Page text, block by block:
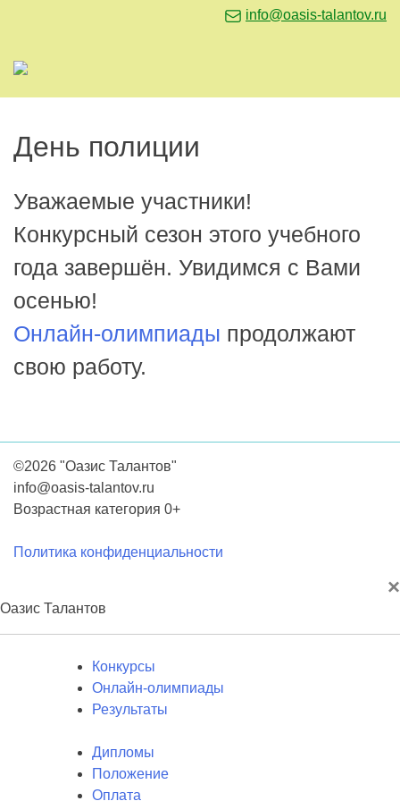
info@oasis-talantov.ru
День полиции
Уважаемые участники!
Конкурсный сезон этого учебного
года завершён. Увидимся с Вами
осенью!
Онлайн-олимпиады продолжают
свою работу.
©2026 "Оазис Талантов"
info@oasis-talantov.ru
Возрастная категория 0+
Политика конфиденциальности
×
Оазис Талантов
Конкурсы
Онлайн-олимпиады
Результаты
Дипломы
Положение
Оплата